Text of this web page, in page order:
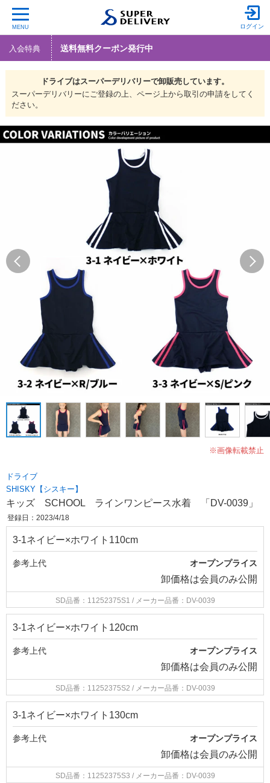
MENU ログイン
入会特典 送料無料クーポン発行中
ドライブはスーパーデリバリーで卸販売しています。
スーパーデリバリーにご登録の上、ページ上から取引の申請をしてく
ださい。
※画像転載禁止
ドライブ
SHISKY【シスキー】
キッズ SCHOOL ラインワンピース水着 「DV-0039」
登録日：2023/4/18
3-1ネイビー×ホワイト110cm
参考上代 オープンプライス
卸価格は会員のみ公開
SD品番：11252375S1 / メーカー品番：DV-0039
3-1ネイビー×ホワイト120cm
参考上代 オープンプライス
卸価格は会員のみ公開
SD品番：11252375S2 / メーカー品番：DV-0039
3-1ネイビー×ホワイト130cm
参考上代 オープンプライス
卸価格は会員のみ公開
SD品番：11252375S3 / メーカー品番：DV-0039